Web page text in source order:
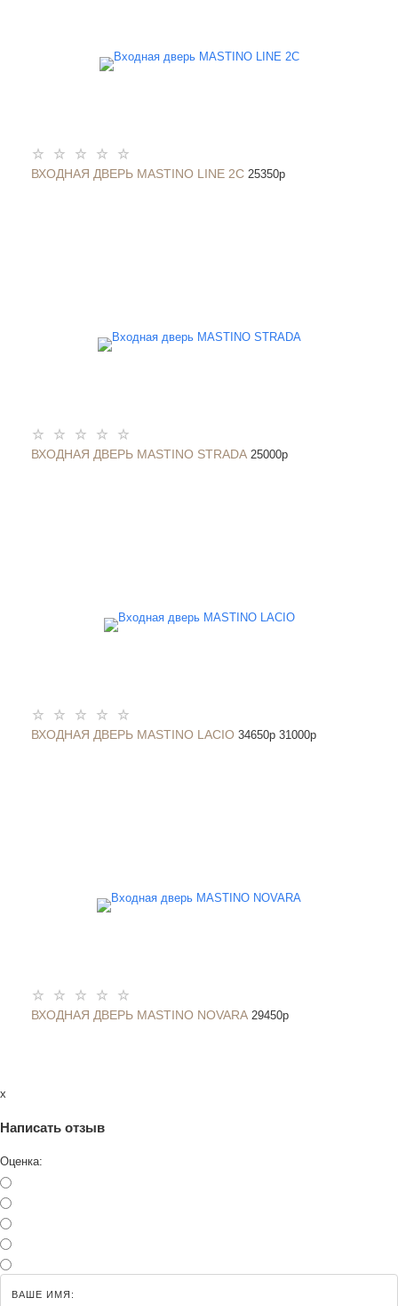
ВХОДНАЯ ДВЕРЬ MASTINO LINE 2С 25350p
ВХОДНАЯ ДВЕРЬ MASTINO STRADA 25000p
ВХОДНАЯ ДВЕРЬ MASTINO LACIO 34650p 31000p
ВХОДНАЯ ДВЕРЬ MASTINO NOVARA 29450p
x
Написать отзыв
Оценка: